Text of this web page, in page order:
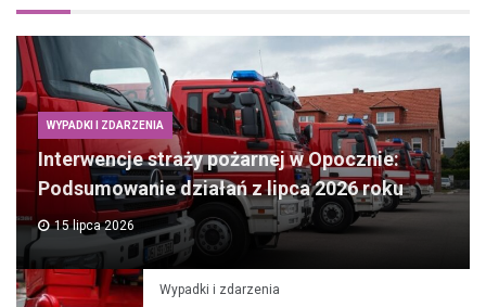
WYPADKI I ZDARZENIA
Interwencje straży pożarnej w Opocznie:
Podsumowanie działań z lipca 2026 roku
15 lipca 2026
Wypadki i zdarzenia